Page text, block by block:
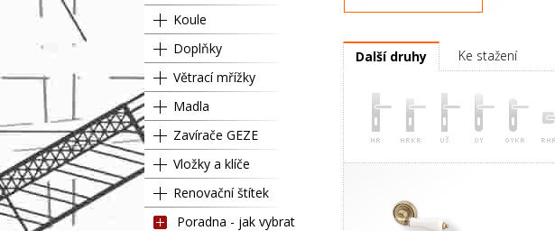
Koule
Doplňky
Větrací mřížky
Madla
Zavírače GEZE
Vložky a klíče
Renovační štítek
Poradna - jak vybrat
Další druhy Ke stažení